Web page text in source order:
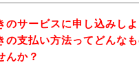
のサービスに申し込みし
の支払い方法ってどんな
んか？